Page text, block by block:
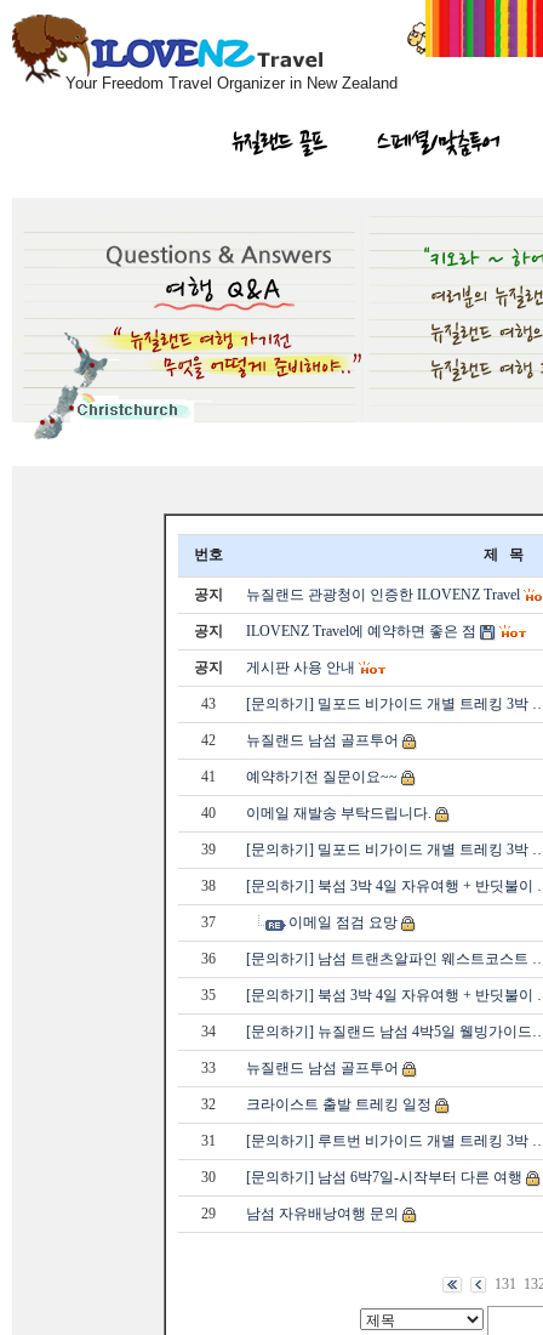
Your Freedom Travel Organizer in New Zealand
뉴질랜드 골프 스페셜/맞춤투어
번호 제 목
공지 뉴질랜드 관광청이 인증한 ILOVENZ Travel
공지 ILOVENZ Travel에 예약하면 좋은 점
공지 게시판 사용 안내
43 [문의하기] 밀포드 비가이드 개별 트레킹 3박
42 뉴질랜드 남섬 골프투어
41 예약하기전 질문이요~~
40 이메일 재발송 부탁드립니다.
39 [문의하기] 밀포드 비가이드 개별 트레킹 3박
38 [문의하기] 북섬 3박 4일 자유여행 + 반딧불이
37 이메일 점검 요망
36 [문의하기] 남섬 트랜츠알파인 웨스트코스트
35 [문의하기] 북섬 3박 4일 자유여행 + 반딧불이
34 [문의하기] 뉴질랜드 남섬 4박5일 웰빙가이드
33 뉴질랜드 남섬 골프투어
32 크라이스트 출발 트레킹 일정
31 [문의하기] 루트번 비가이드 개별 트레킹 3박
30 [문의하기] 남섬 6박7일-시작부터 다른 여행
29 남섬 자유배낭여행 문의
131